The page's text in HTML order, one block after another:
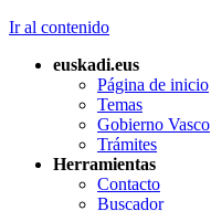
Ir al contenido
euskadi.eus
Página de inicio
Temas
Gobierno Vasco
Trámites
Herramientas
Contacto
Buscador